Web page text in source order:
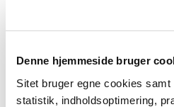
Denne hjemmeside bruger
Sitet bruger egne cookies
statistik, indholdsoptimering,